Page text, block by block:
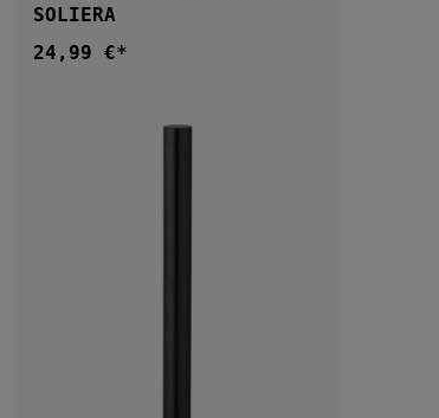
SOLIERA
Regulärer Preis:
24,99 €*